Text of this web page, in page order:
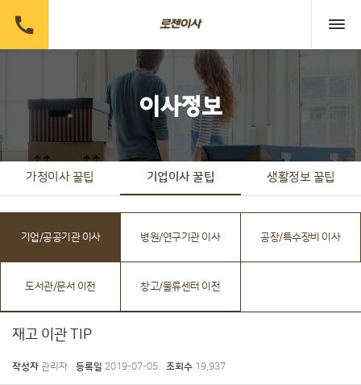

이사정보
가정이사 꿀팁 기업이사 꿀팁 생활정보 꿀팁
기업/공공기관 이사 병원/연구기관 이사 공장/특수장비 이사
도서관/문서 이전 창고/물류센터 이전
재고 이관 TIP
작성자 관리자 등록일 2019-07-05 조회수 19,937